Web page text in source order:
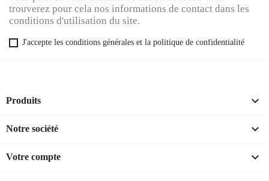
trouverez pour cela nos informations de contact dans les
conditions d'utilisation du site.
J'accepte les conditions générales et la politique de confidentialité
Produits 
Notre société 
Votre compte 